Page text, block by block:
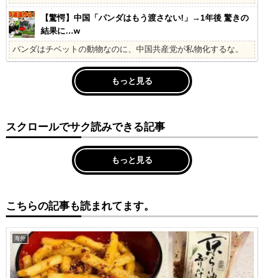
【驚愕】中国「パンダはもう渡さない!」→1年後 驚きの
結果に…w
パンダはチベットの動物なのに、中国共産党が私物化するな。
もっと見る
スクロールでサク読みできる記事
もっと見る
こちらの記事も読まれてます。
海外